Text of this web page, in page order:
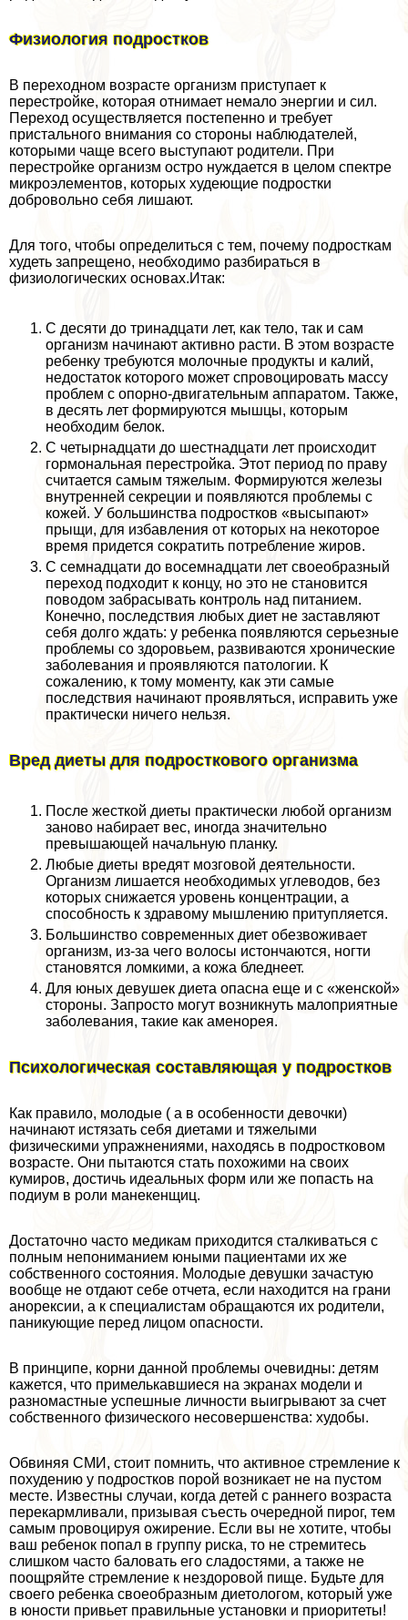
Физиология подростков
В переходном возрасте организм приступает к
перестройке, которая отнимает немало энергии и сил.
Переход осуществляется постепенно и требует
пристального внимания со стороны наблюдателей,
которыми чаще всего выступают родители. При
перестройке организм остро нуждается в целом спектре
микроэлементов, которых худеющие подростки
добровольно себя лишают.
Для того, чтобы определиться с тем, почему подросткам
худеть запрещено, необходимо разбираться в
физиологических основах.Итак:
С десяти до тринадцати лет, как тело, так и сам
организм начинают активно расти. В этом возрасте
ребенку требуются молочные продукты и калий,
недостаток которого может спровоцировать массу
проблем с опopно-двигательным аппаратом. Также,
в десять лет формируются мышцы, которым
необходим белок.
С четырнадцати до шестнадцати лет происходит
гормональная перестройка. Этот период по праву
считается самым тяжелым. Формируются железы
внутренней секреции и появляются проблемы с
кожей. У большинства подростков «высыпают»
прыщи, для избавления от которых на некоторое
время придется сократить потрeбление жиров.
С семнадцати до восемнадцати лет своеобразный
переход подходит к концу, но это не становится
поводом забрасывать контроль над питанием.
Конечно, последствия любых диет не заставляют
себя долго ждать: у ребенка появляются серьезные
проблемы со здоровьем, развиваются хронические
заболевания и проявляются патологии. К
сожалению, к тому моменту, как эти самые
последствия начинают проявляться, исправить уже
пpaктически ничего нельзя.
Вред диеты для подросткового организма
После жесткой диеты пpaктически любой организм
заново набирает вес, иногда значительно
превышающей начальную планку.
Любые диеты вредят мозговой деятельности.
Организм лишается необходимых углеводов, без
которых снижается уровень концентрации, а
способность к здравому мышлению притупляется.
Большинство современных диет обезвоживает
организм, из-за чего волосы истончаются, ногти
становятся ломкими, а кожа бледнеет.
Для юных дeвyшек диета опасна еще и с «женской»
стороны. Запросто могут возникнуть малоприятные
заболевания, такие как аменорея.
Психологическая составляющая у подростков
Как правило, молодые ( а в особенности дeвoчки)
начинают истязать себя диетами и тяжелыми
физическими упражнениями, находясь в подростковом
возрасте. Они пытаются стать похожими на своих
кумиров, достичь идеальных форм или же попасть на
подиум в роли манекенщиц.
Достаточно часто медикам приходится сталкиваться с
полным непониманием юными пациентами их же
собственного состояния. Молодые дeвyшки зачастую
вообще не отдают себе отчета, если находится на грани
анорексии, а к специалистам обращаются их родители,
паникующие перед лицом опасности.
В принципе, корни данной проблемы очевидны: детям
кажется, что примелькавшиеся на экранах модели и
разномастные успешные личности выигрывают за счет
собственного физического несовершенства: худобы.
Обвиняя СМИ, стоит помнить, что активное стремление к
похудению у подростков порой возникает не на пустом
месте. Известны случаи, когда детей с раннего возраста
перекармливали, призывая съесть очередной пирог, тем
самым провоцируя ожирение. Если вы не хотите, чтобы
ваш ребенок попал в группу риска, то не стремитесь
слишком часто баловать его сладостями, а также не
поощряйте стремление к нездоровой пище. Будьте для
своего ребенка своеобразным диетологом, который уже
в юности привьет правильные установки и приоритеты!